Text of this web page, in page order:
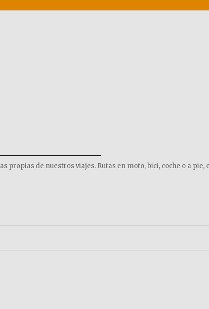
de nuestros viajes. Rutas en moto, bici, coche o a